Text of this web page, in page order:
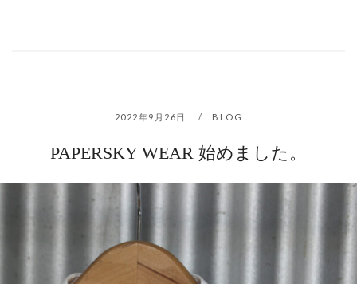
2022年9月26日 BLOG
PAPERSKY WEAR 始めました。